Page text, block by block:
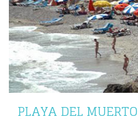
PLAYA DEL MUERTO